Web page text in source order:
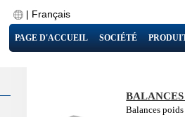
| Français
PAGE D'ACCUEIL SOCIÉTÉ
Balances